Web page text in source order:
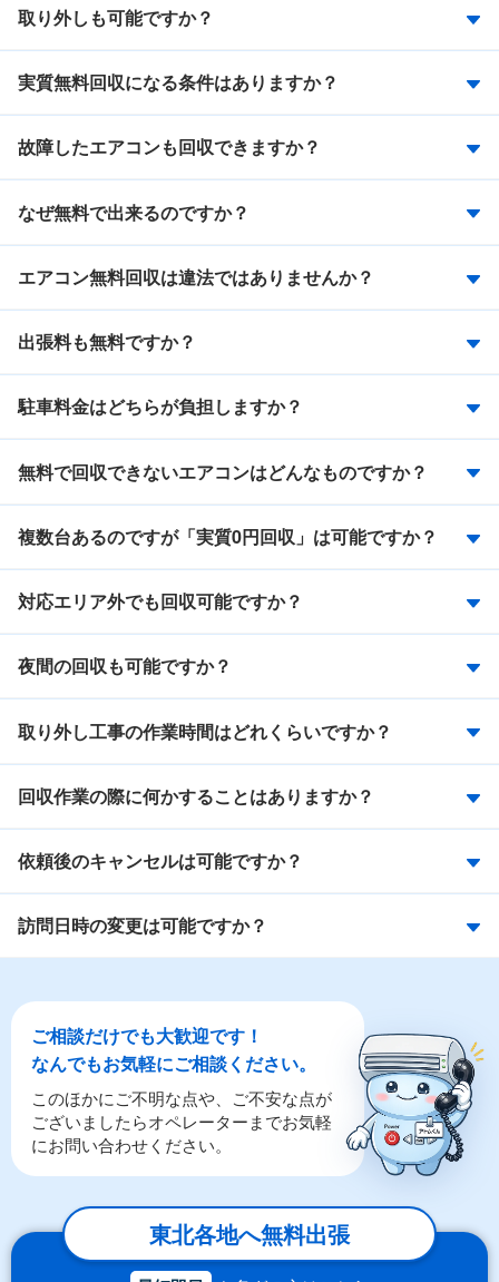
取り外しも可能ですか？
実質無料回収になる条件はありますか？
故障したエアコンも回収できますか？
なぜ無料で出来るのですか？
エアコン無料回収は違法ではありませんか？
出張料も無料ですか？
駐車料金はどちらが負担しますか？
無料で回収できないエアコンはどんなものですか？
複数台あるのですが「実質0円回収」は可能ですか？
対応エリア外でも回収可能ですか？
夜間の回収も可能ですか？
取り外し工事の作業時間はどれくらいですか？
回収作業の際に何かすることはありますか？
依頼後のキャンセルは可能ですか？
訪問日時の変更は可能ですか？
ご相談だけでも大歓迎です！
なんでもお気軽にご相談ください。
このほかにご不明な点や、ご不安な点が
ございましたらオペレーターまでお気軽
にお問い合わせください。
東北各地へ無料出張